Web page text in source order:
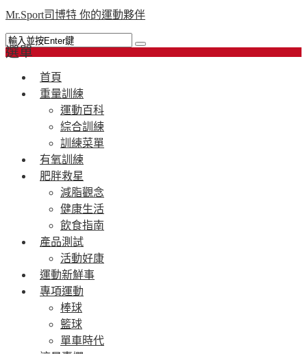
Mr.Sport司博特 你的運動夥伴
選單
首頁
重量訓練
運動百科
綜合訓練
訓練菜單
有氧訓練
肥胖救星
減脂觀念
健康生活
飲食指南
產品測試
活動好康
運動新鮮事
專項運動
棒球
籃球
單車時代